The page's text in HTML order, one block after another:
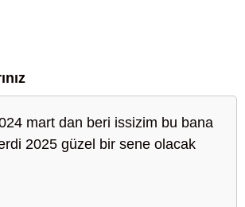
mart dan beri issizim bu bana
2025 güzel bir sene olacak